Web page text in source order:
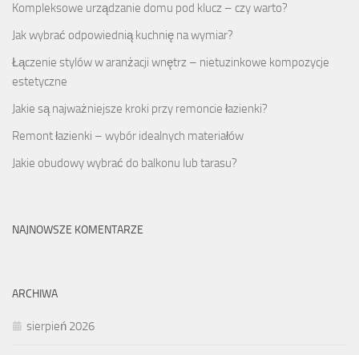
Kompleksowe urządzanie domu pod klucz – czy warto?
Jak wybrać odpowiednią kuchnię na wymiar?
Łączenie stylów w aranżacji wnętrz – nietuzinkowe kompozycje
estetyczne
Jakie są najważniejsze kroki przy remoncie łazienki?
Remont łazienki – wybór idealnych materiałów
Jakie obudowy wybrać do balkonu lub tarasu?
NAJNOWSZE KOMENTARZE
ARCHIWA
sierpień 2026